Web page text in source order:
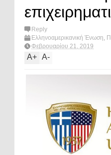
Reply
Ελληνοαμερικανική Ένωση,
πολιτιστική επιχειρηματικότητα
Φεβρουαρίου 21, 2019
A+ A-